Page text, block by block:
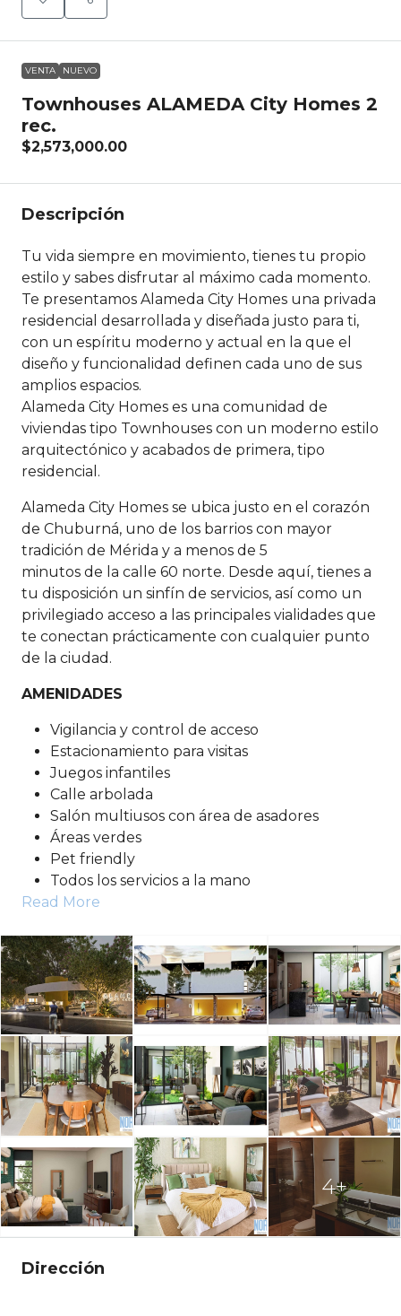
VENTA NUEVO
Townhouses ALAMEDA City Homes 2
rec.
$2,573,000.00
Descripción
Tu vida siempre en movimiento, tienes tu propio
estilo y sabes disfrutar al máximo cada momento.
Te presentamos Alameda City Homes una privada
residencial desarrollada y diseñada justo para ti,
con un espíritu moderno y actual en la que el
diseño y funcionalidad definen cada uno de sus
amplios espacios.
Alameda City Homes es una comunidad de
viviendas tipo Townhouses con un moderno estilo
arquitectónico y acabados de primera, tipo
residencial.
Alameda City Homes se ubica justo en el corazón
de Chuburná, uno de los barrios con mayor
tradición de Mérida y a menos de 5
minutos de la calle 60 norte. Desde aquí, tienes a
tu disposición un sinfín de servicios, así como un
privilegiado acceso a las principales vialidades que
te conectan prácticamente con cualquier punto
de la ciudad.
AMENIDADES
Vigilancia y control de acceso
Estacionamiento para visitas
Juegos infantiles
Calle arbolada
Salón multiusos con área de asadores
Áreas verdes
Pet friendly
Todos los servicios a la mano
Read More
4+
Dirección